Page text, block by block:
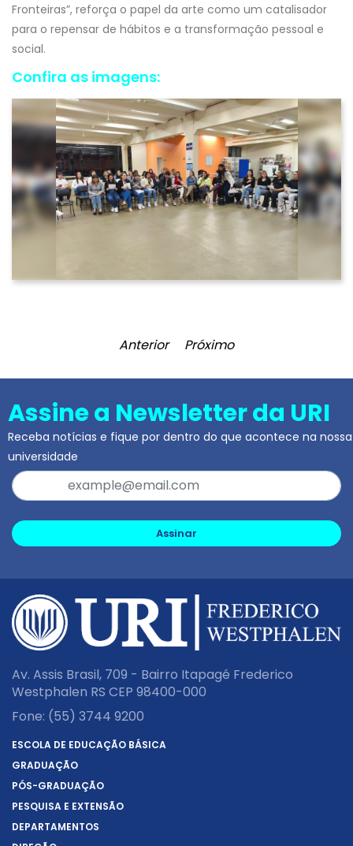
Fronteiras”, reforça o papel da arte como um catalisador
para o repensar de hábitos e a transformação pessoal e
social.
Confira as imagens:
Anterior Próximo
Assine a Newsletter da URI
Receba notícias e fique por dentro do que acontece na nossa
universidade
Assinar
Av. Assis Brasil, 709 - Bairro Itapagé Frederico
Westphalen RS CEP 98400-000
Fone: (55) 3744 9200
ESCOLA DE EDUCAÇÃO BÁSICA
GRADUAÇÃO
PÓS-GRADUAÇÃO
PESQUISA E EXTENSÃO
DEPARTAMENTOS